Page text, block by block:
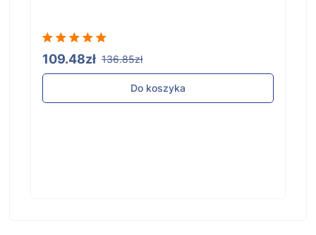
109.48zł 136.85zł
Do koszyka